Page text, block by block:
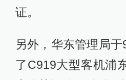
证。
另外，华东管理局
了C919大型客机浦